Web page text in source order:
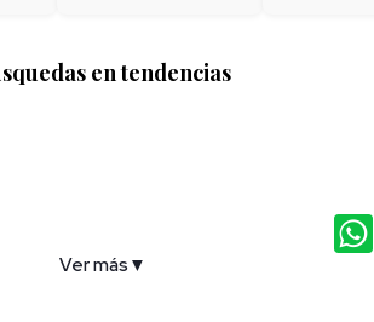
en tendencias
Ver más ▼